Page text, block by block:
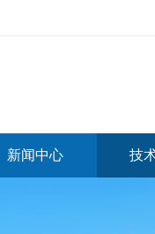
新闻中心 技